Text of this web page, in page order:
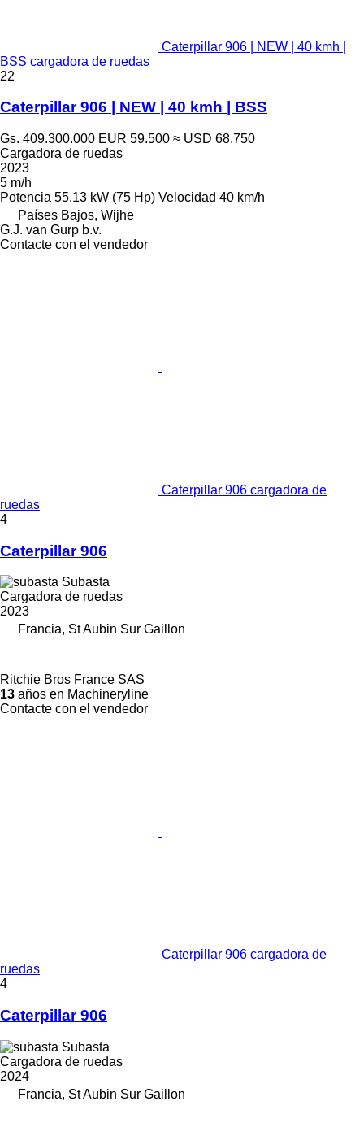
Caterpillar 906 | NEW | 40 kmh |
BSS cargadora de ruedas
22
Caterpillar 906 | NEW | 40 kmh | BSS
Gs. 409.300.000 EUR 59.500 ≈ USD 68.750
Cargadora de ruedas
2023
5 m/h
Potencia 55.13 kW (75 Hp) Velocidad 40 km/h
Países Bajos, Wijhe
G.J. van Gurp b.v.
Contacte con el vendedor
Caterpillar 906 cargadora de
ruedas
4
Caterpillar 906
Subasta
Cargadora de ruedas
2023
Francia, St Aubin Sur Gaillon
Ritchie Bros France SAS
13 años en Machineryline
Contacte con el vendedor
Caterpillar 906 cargadora de
ruedas
4
Caterpillar 906
Subasta
Cargadora de ruedas
2024
Francia, St Aubin Sur Gaillon